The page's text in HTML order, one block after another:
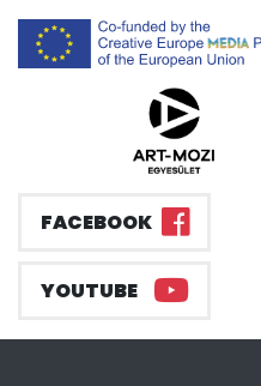
FACEBOOK
YOUTUBE